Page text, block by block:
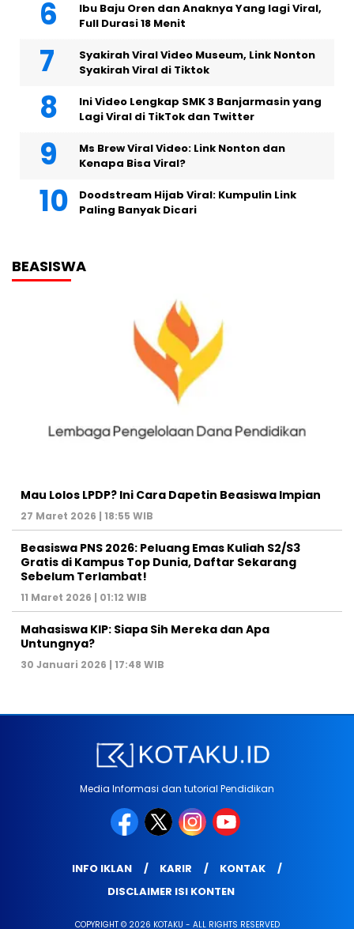
Ibu Baju Oren dan Anaknya Yang lagi Viral,
Full Durasi 18 Menit
Syakirah Viral Video Museum, Link Nonton
Syakirah Viral di Tiktok
Ini Video Lengkap SMK 3 Banjarmasin yang
Lagi Viral di TikTok dan Twitter
Ms Brew Viral Video: Link Nonton dan
Kenapa Bisa Viral?
Doodstream Hijab Viral: Kumpulin Link
Paling Banyak Dicari
BEASISWA
Mau Lolos LPDP? Ini Cara Dapetin Beasiswa Impian
27 Maret 2026 | 18:55 WIB
Beasiswa PNS 2026: Peluang Emas Kuliah S2/S3
Gratis di Kampus Top Dunia, Daftar Sekarang
Sebelum Terlambat!
11 Maret 2026 | 01:12 WIB
Mahasiswa KIP: Siapa Sih Mereka dan Apa
Untungnya?
30 Januari 2026 | 17:48 WIB
Media Informasi dan tutorial Pendidikan
INFO IKLAN KARIR
KONTAK
DISCLAIMER ISI KONTEN
COPYRIGHT © 2026 KOTAKU - ALL RIGHTS RESERVED